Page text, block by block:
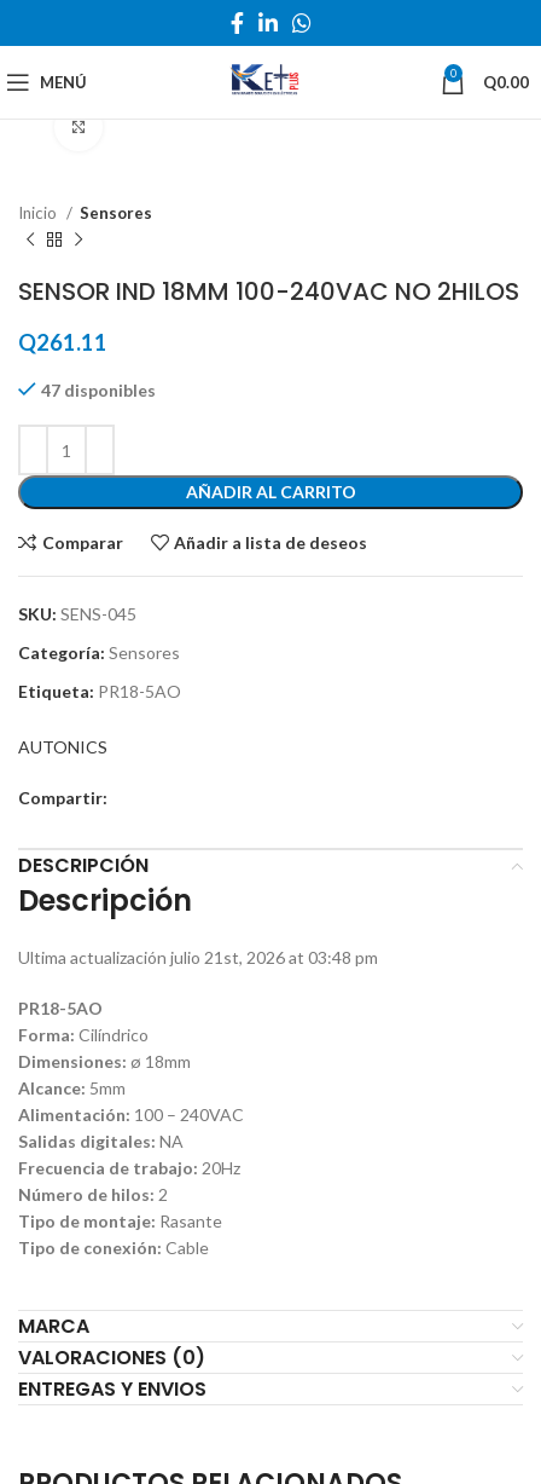
MENÚ 0 Q0.00
Inicio Sensores
SENSOR IND 18MM 100-240VAC NO 2HILOS
Q261.11
47 disponibles
AÑADIR AL CARRITO
Comparar Añadir a lista de deseos
SKU: SENS-045
Categoría: Sensores
Etiqueta: PR18-5AO
AUTONICS
Compartir:
DESCRIPCIÓN
Descripción
Ultima actualización julio 21st, 2026 at 03:48 pm
PR18-5AO
Forma: Cilíndrico
Dimensiones: ø 18mm
Alcance: 5mm
Alimentación: 100 – 240VAC
Salidas digitales: NA
Frecuencia de trabajo: 20Hz
Número de hilos: 2
Tipo de montaje: Rasante
Tipo de conexión: Cable
MARCA
VALORACIONES (0)
ENTREGAS Y ENVIOS